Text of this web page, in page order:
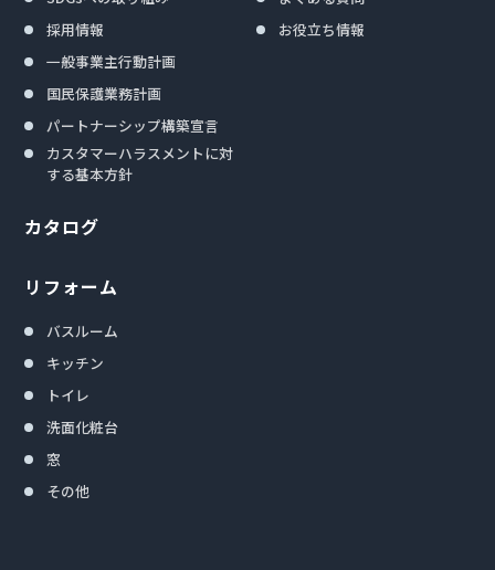
採用情報
一般事業主行動計画
国民保護業務計画
パートナーシップ構築宣言
カスタマーハラスメントに対
する基本方針
カタログ
リフォーム
バスルーム
キッチン
トイレ
洗面化粧台
窓
その他
お役立ち情報